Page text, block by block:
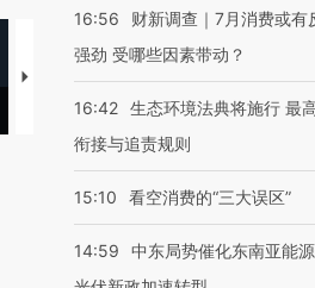
【推广】走进第四届链博
会，让数智科技“链”接产
【特别呈现】
有意思的生活方
16:56
财新调查｜7月消费或有
强劲 受哪些因素带动？
16:42 生态环境法典将施行 最
衔接与追责规则
15:10 看空消费的“三大误区”
14:59
中东局势催化东南亚能